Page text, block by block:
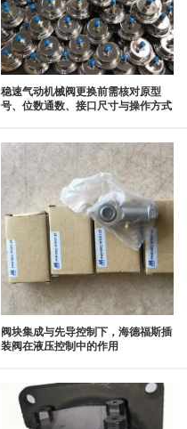
稳速气动机械阀更换前需核对原型
号、位数通数、接口尺寸与操作方式
阀块集成与先导控制下，海德福斯插
装阀在液压控制中的作用